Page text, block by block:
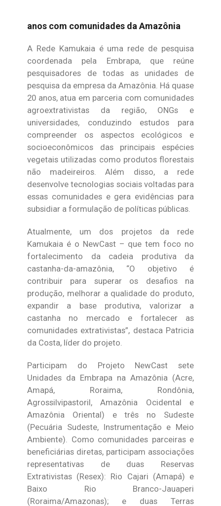
anos com comunidades da Amazônia
A Rede Kamukaia é uma rede de pesquisa
coordenada pela Embrapa, que reúne
pesquisadores de todas as unidades de
pesquisa da empresa da Amazônia. Há quase
20 anos, atua em parceria com comunidades
agroextrativistas da região, ONGs e
universidades, conduzindo estudos para
compreender os aspectos ecológicos e
socioeconômicos das principais espécies
vegetais utilizadas como produtos florestais
não madeireiros. Além disso, a rede
desenvolve tecnologias sociais voltadas para
essas comunidades e gera evidências para
subsidiar a formulação de políticas públicas.
Atualmente, um dos projetos da rede
Kamukaia é o NewCast – que tem foco no
fortalecimento da cadeia produtiva da
castanha-da-amazônia, “O objetivo é
contribuir para superar os desafios na
produção, melhorar a qualidade do produto,
expandir a base produtiva, valorizar a
castanha no mercado e fortalecer as
comunidades extrativistas”, destaca Patricia
da Costa, líder do projeto.
Participam do Projeto NewCast sete
Unidades da Embrapa na Amazônia (Acre,
Amapá, Roraima, Rondônia,
Agrossilvipastoril, Amazônia Ocidental e
Amazônia Oriental) e três no Sudeste
(Pecuária Sudeste, Instrumentação e Meio
Ambiente). Como comunidades parceiras e
beneficiárias diretas, participam associações
representativas de duas Reservas
Extrativistas (Resex): Rio Cajari (Amapá) e
Baixo Rio Branco-Jauaperi
(Roraima/Amazonas); e duas Terras